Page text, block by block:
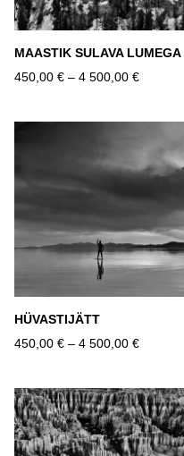
MAASTIK SULAVA LUMEGA
450,00 € – 4 500,00 €
HÜVASTIJÄTT
450,00 € – 4 500,00 €